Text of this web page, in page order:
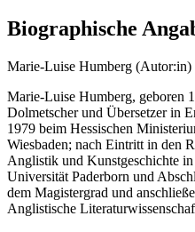
Biographische
Marie-Luise Humberg (Autor:in)
Marie-Luise Humberg, geboren
Dolmetscher und Übersetzer in
1979 beim Hessischen
Wiesbaden; nach Eintritt in den
Anglistik und Kunstgeschichte
Universität Paderborn und
dem Magistergrad und
Anglistische